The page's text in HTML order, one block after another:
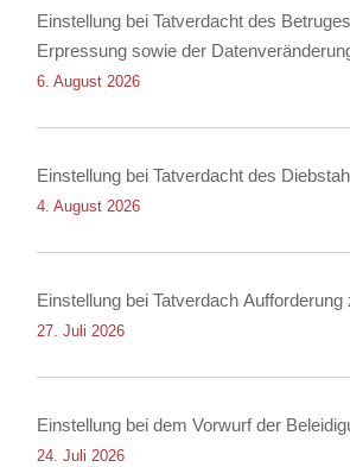
Einstellung bei Tatverdacht des
Erpressung sowie der
6. August 2026
Einstellung bei Tatverdacht des
4. August 2026
Einstellung bei Tatverdach Aufforderung
27. Juli 2026
Einstellung bei dem Vorwurf der
24. Juli 2026